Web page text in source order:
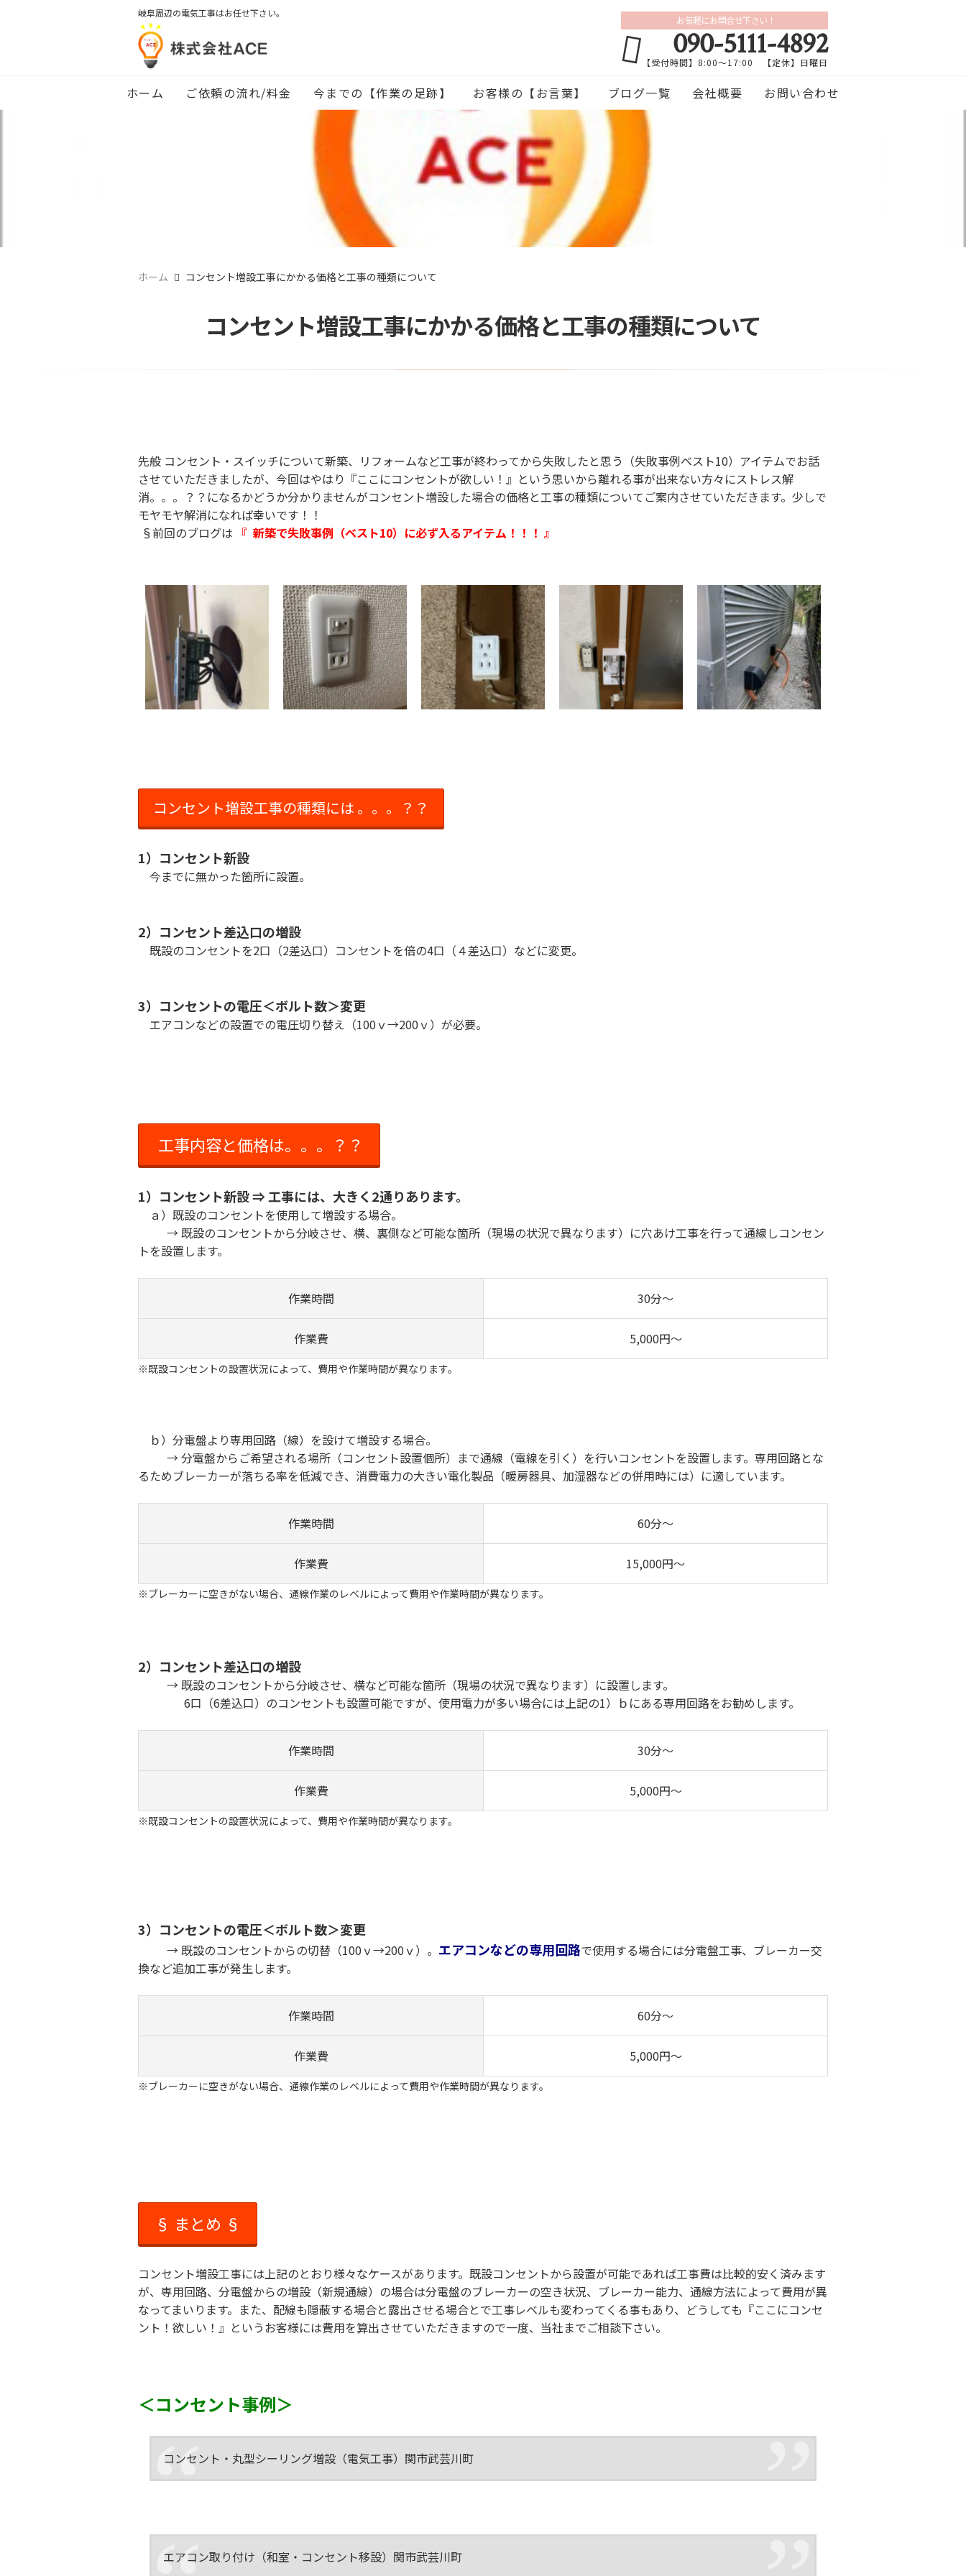
岐阜周辺の電気工事はお任せ下さい。
お気軽にお問合せ下さい！
090-5111-4892
【受付時間】8:00～17:00 【定休】日曜日
ホーム ご依頼の流れ/料金 今までの【作業の足跡】 お客様の【お言葉】 ブログ一覧 会社概要 お問い合わせ
ホーム コンセント増設工事にかかる価格と工事の種類について
コンセント増設工事にかかる価格と工事の種類について
先般 コンセント・スイッチについて新築、リフォームなど工事が終わってから失敗したと思う（失敗事例ベスト10）アイテムでお話
させていただきましたが、今回はやはり『ここにコンセントが欲しい！』という思いから離れる事が出来ない方々にストレス解
消。。。？？になるかどうか分かりませんがコンセント増設した場合の価格と工事の種類についてご案内させていただきます。少しで
モヤモヤ解消になれば幸いです！！
§前回のブログは 『 新築で失敗事例（ベスト10）に必ず入るアイテム！！！ 』
コンセント増設工事の種類には 。。。？？
1）コンセント新設
今までに無かった箇所に設置。
2）コンセント差込口の増設
既設のコンセントを2口（2差込口）コンセントを倍の4口（４差込口）などに変更。
3）コンセントの電圧＜ボルト数＞変更
エアコンなどの設置での電圧切り替え（100ｖ→200ｖ）が必要。
工事内容と価格は。。。？？
1）コンセント新設 ⇒ 工事には、大きく2通りあります。
ａ）既設のコンセントを使用して増設する場合。
→ 既設のコンセントから分岐させ、横、裏側など可能な箇所（現場の状況で異なります）に穴あけ工事を行って通線しコンセン
トを設置します。
作業時間 30分～
作業費 5,000円～
※既設コンセントの設置状況によって、費用や作業時間が異なります。
ｂ）分電盤より専用回路（線）を設けて増設する場合。
→ 分電盤からご希望される場所（コンセント設置個所）まで通線（電線を引く）を行いコンセントを設置します。専用回路とな
るためブレーカーが落ちる率を低減でき、消費電力の大きい電化製品（暖房器具、加湿器などの併用時には）に適しています。
作業時間 60分～
作業費 15,000円～
※ブレーカーに空きがない場合、通線作業のレベルによって費用や作業時間が異なります。
2）コンセント差込口の増設
→ 既設のコンセントから分岐させ、横など可能な箇所（現場の状況で異なります）に設置します。
6口（6差込口）のコンセントも設置可能ですが、使用電力が多い場合には上記の1）ｂにある専用回路をお勧めします。
作業時間 30分～
作業費 5,000円～
※既設コンセントの設置状況によって、費用や作業時間が異なります。
3）コンセントの電圧＜ボルト数＞変更
→ 既設のコンセントからの切替（100ｖ→200ｖ）。 エアコンなどの専用回路で使用する場合には分電盤工事、ブレーカー交
換など追加工事が発生します。
作業時間 60分～
作業費 5,000円～
※ブレーカーに空きがない場合、通線作業のレベルによって費用や作業時間が異なります。
§ まとめ §
コンセント増設工事には上記のとおり様々なケースがあります。既設コンセントから設置が可能であれば工事費は比較的安く済みます
が、専用回路、分電盤からの増設（新規通線）の場合は分電盤のブレーカーの空き状況、ブレーカー能力、通線方法によって費用が異
なってまいります。また、配線も隠蔽する場合と露出させる場合とで工事レベルも変わってくる事もあり、どうしても『ここにコンセ
ント！欲しい！』というお客様には費用を算出させていただきますので一度、当社までご相談下さい。
＜コンセント事例＞
コンセント・丸型シーリング増設（電気工事）関市武芸川町
エアコン取り付け（和室・コンセント移設）関市武芸川町